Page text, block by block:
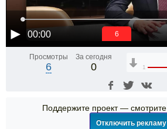
00:00 6
Просмотры
6
За сегодня
0 1
Поддержите проект —
Отключить рекламу